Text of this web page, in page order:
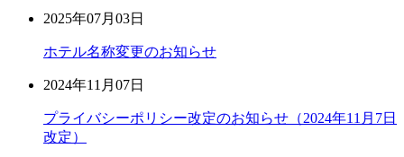
2025年07月03日
ホテル名称変更のお知らせ
2024年11月07日
プライバシーポリシー改定のお知らせ（2024年11月7日
改定）